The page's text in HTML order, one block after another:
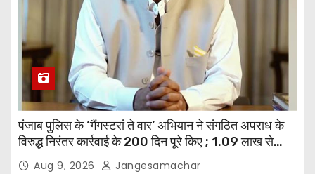
पंजाब पुलिस के ‘गैंगस्टरां ते वार’ अभियान ने संगठित अपराध के
विरुद्ध निरंतर कार्रवाई के 200 दिन पूरे किए ; 1.09 लाख से
अधिक छापेमारियाँ कीं, 1,532 घोषित अपराधी गिरफ़्तार किए
Aug 9, 2026 Jangesamachar